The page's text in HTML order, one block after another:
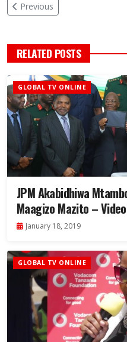
Previous
RELATED POSTS
GLOBAL TV ONLINE
JPM Akabidhiwa
Maagizo Mazito – Video
January 18, 2019
GLOBAL TV ONLINE